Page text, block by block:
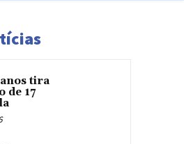
anos tira
de 17